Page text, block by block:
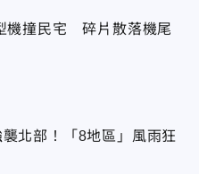
機撞民宅 碎片散落機尾
北部！「8地區」風雨狂